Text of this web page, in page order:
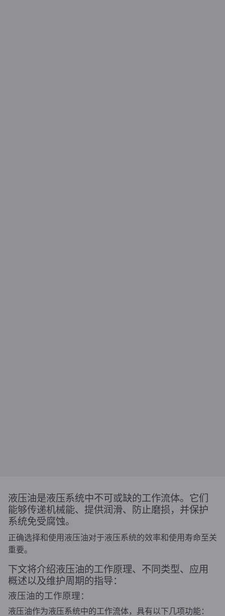
液压油是液压系统中不可或缺的工作流体。它们
能够传递机械能、提供润滑、防止磨损，并保护
系统免受腐蚀。
正确选择和使用液压油对于液压系统的效率和使用寿命至关
重要。
下文将介绍液压油的工作原理、不同类型、应用
概述以及维护周期的指导：
液压油的工作原理：
液压油作为液压系统中的工作流体，具有以下几项功能：